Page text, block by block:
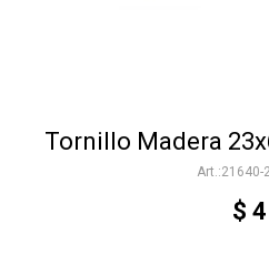
Tornillo Madera
21640-
$ 4
Varios